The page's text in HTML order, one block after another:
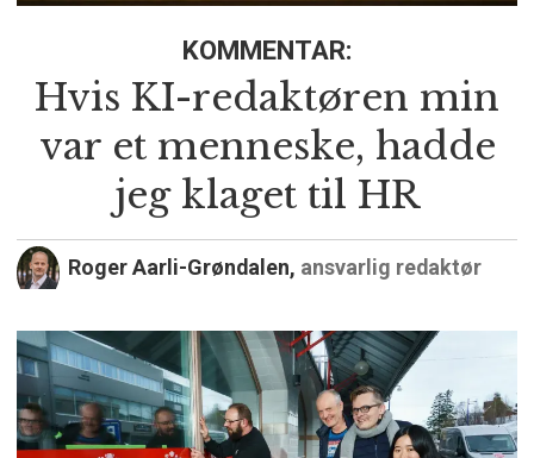
KOMMENTAR:
Hvis KI-redaktøren min
var et menneske, hadde
jeg klaget til HR
Roger Aarli-Grøndalen, ansvarlig redaktør